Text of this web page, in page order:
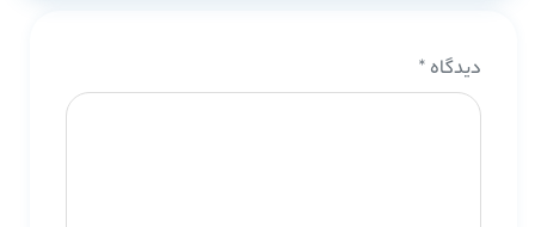
دیدگاه *